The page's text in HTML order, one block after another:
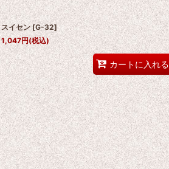
スイセン [G-32]
1,047円(税込)
カートに入れる